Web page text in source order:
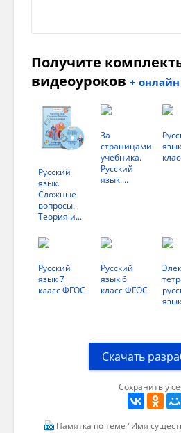
П.п. – о ком? о чём?
ИМЯ
Имя существительное
которая обозначает
вопрос кто? или что?
Морфологические
Постоянные:
города – пишется с
Нарицательное (общие
Мужской (он,
Получите
видеоуроков +
Русский
язык.
Сложные
вопросы.
Теория и...
За
страницами
учебника.
Русский
язык....
Русский
язык 7
класс ФГОС
Русский
язык 6
класс ФГОС
Скачать
Сохранить у
Памятка по теме "Имя